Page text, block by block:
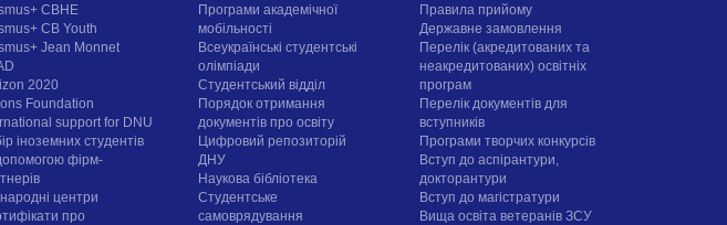
CBHE
CB Youth
Jean Monnet
2020
Foundation
support for DNU
іноземних студентів
фірм-
центри
про
Програми академічної
мобільності
Всеукраїнські студентські
олімпіади
Студентський відділ
Порядок отримання
документів про освіту
Цифровий репозиторій
ДНУ
Наукова бібліотека
Студентське
самоврядування
Правила прийому
Державне замовлення
Перелік (акредитованих та
неакредитованих) освітніх
програм
Перелік документів для
вступників
Програми творчих конкурсiв
Вступ до аспірантури,
докторантури
Вступ до магістратури
Вища освіта ветеранів ЗСУ